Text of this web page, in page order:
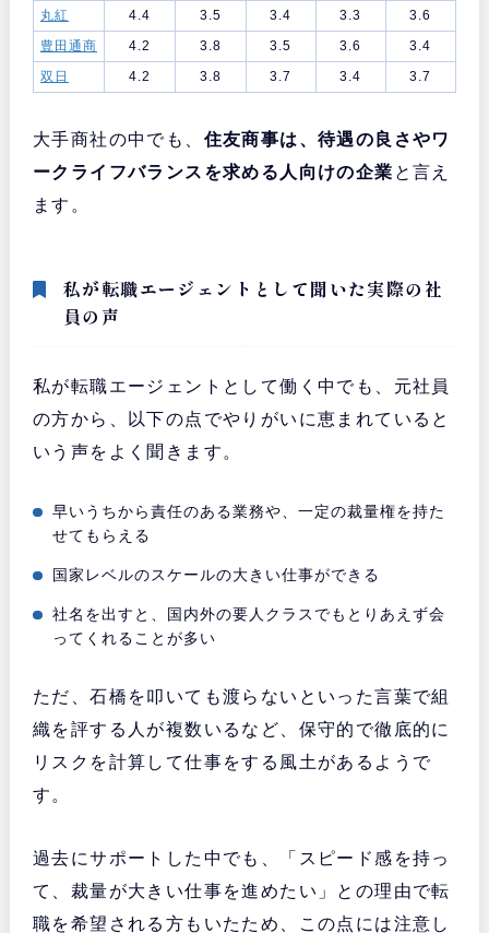
丸紅 4.4 3.5 3.4 3.3
3.6
豊田通商
4.2 3.8 3.5 3.6
3.4
双日
4.2 3.8 3.7 3.4 3.7
大手商社の中でも、 住友商事は、待遇の良さやワ
ークライフバランスを求める人向けの企業 と言え
ます。
私が転職エージェントとして聞いた実際の社
員の声
私が転職エージェントとして働く中でも、元社員
の方から、以下の点でやりがいに恵まれていると
いう声をよく聞きます。
早いうちから責任のある業務や、一定の裁量権を持た
せてもらえる
国家レベルのスケールの大きい仕事ができる
社名を出すと、国内外の要人クラスでもとりあえず会
ってくれることが多い
ただ、石橋を叩いても渡らないといった言葉で組
織を評する人が複数いるなど、保守的で徹底的に
リスクを計算して仕事をする風土があるようで
す。
過去にサポートした中でも、「スピード感を持っ
て、裁量が大きい仕事を進めたい」との理由で転
職を希望される方もいたため、この点には注意し